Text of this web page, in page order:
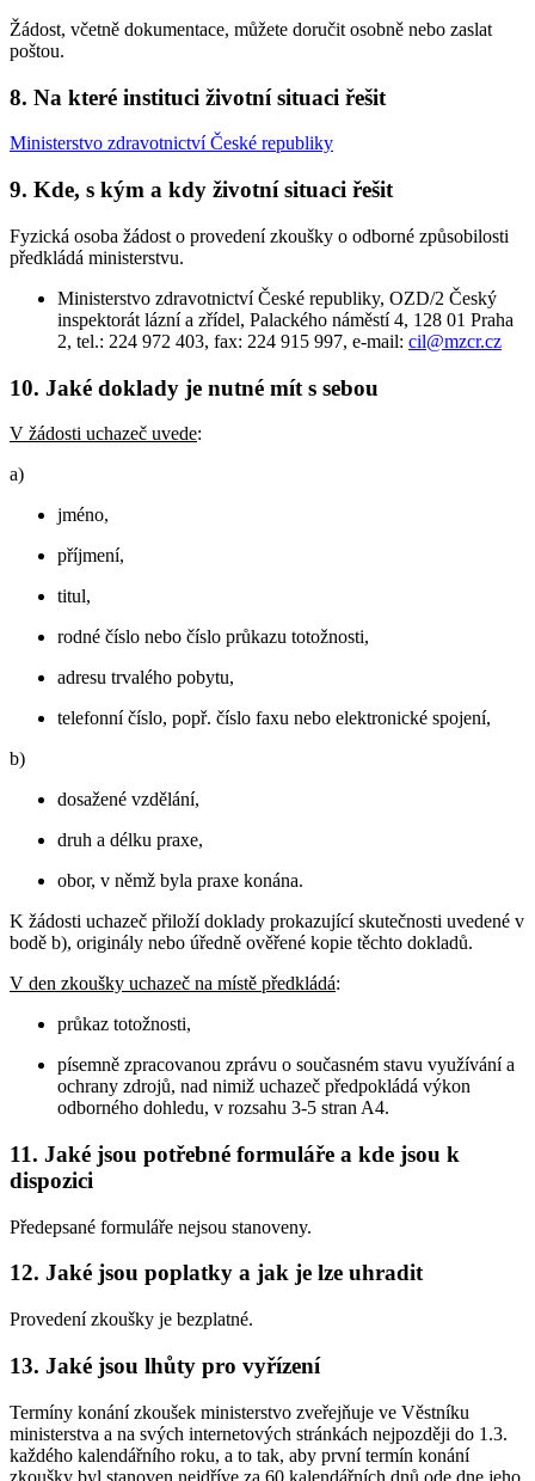
Žádost, včetně dokumentace, můžete doručit osobně nebo zaslat
poštou.
8. Na které instituci životní situaci řešit
Ministerstvo zdravotnictví České republiky
9. Kde, s kým a kdy životní situaci řešit
Fyzická osoba žádost o provedení zkoušky o odborné způsobilosti
předkládá ministerstvu.
Ministerstvo zdravotnictví České republiky, OZD/2 Český
inspektorát lázní a zřídel, Palackého náměstí 4, 128 01 Praha
2, tel.: 224 972 403, fax: 224 915 997, e-mail: cil@mzcr.cz
10. Jaké doklady je nutné mít s sebou
V žádosti uchazeč uvede:
a)
jméno,
příjmení,
titul,
rodné číslo nebo číslo průkazu totožnosti,
adresu trvalého pobytu,
telefonní číslo, popř. číslo faxu nebo elektronické spojení,
b)
dosažené vzdělání,
druh a délku praxe,
obor, v němž byla praxe konána.
K žádosti uchazeč přiloží doklady prokazující skutečnosti uvedené v
bodě b), originály nebo úředně ověřené kopie těchto dokladů.
V den zkoušky uchazeč na místě předkládá:
průkaz totožnosti,
písemně zpracovanou zprávu o současném stavu využívání a
ochrany zdrojů, nad nimiž uchazeč předpokládá výkon
odborného dohledu, v rozsahu 3-5 stran A4.
11. Jaké jsou potřebné formuláře a kde jsou k
dispozici
Předepsané formuláře nejsou stanoveny.
12. Jaké jsou poplatky a jak je lze uhradit
Provedení zkoušky je bezplatné.
13. Jaké jsou lhůty pro vyřízení
Termíny konání zkoušek ministerstvo zveřejňuje ve Věstníku
ministerstva a na svých internetových stránkách nejpozději do 1.3.
každého kalendářního roku, a to tak, aby první termín konání
zkoušky byl stanoven nejdříve za 60 kalendářních dnů ode dne jeho